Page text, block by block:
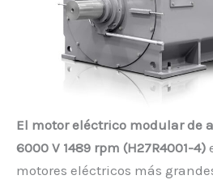
El motor eléctrico modular de
6000 V 1489 rpm (H27R4001-4)
motores eléctricos más